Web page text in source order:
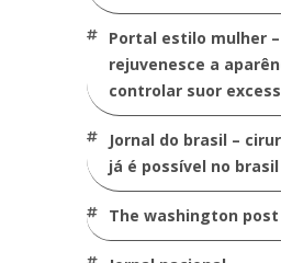
portal estilo mulher – botox
rejuvenesce a
controlar suor
jornal do brasil – cirurgia sem ponto
já é possível no brasil
the washington post